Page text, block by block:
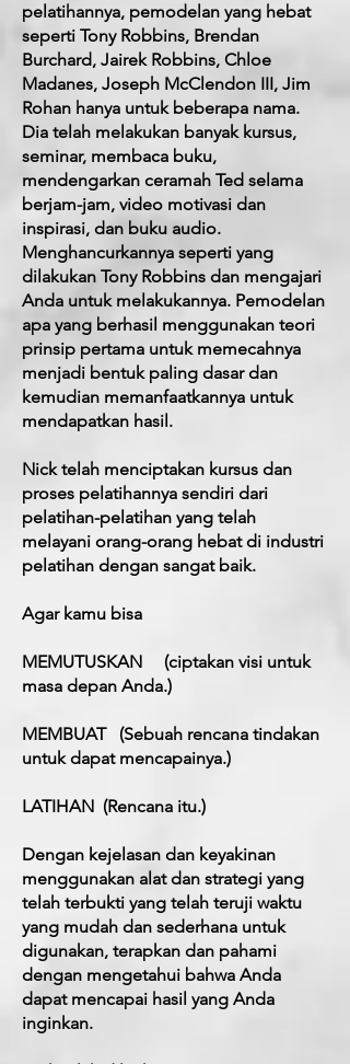
pelatihannya, pemodelan yang hebat
seperti Tony Robbins, Brendan
Burchard, Jairek Robbins, Chloe
Madanes, Joseph McClendon III, Jim
Rohan hanya untuk beberapa nama.
Dia telah melakukan banyak kursus,
seminar, membaca buku,
mendengarkan ceramah Ted selama
berjam-jam, video motivasi dan
inspirasi, dan buku audio.
Menghancurkannya seperti yang
dilakukan Tony Robbins dan mengajari
Anda untuk melakukannya. Pemodelan
apa yang berhasil menggunakan teori
prinsip pertama untuk memecahnya
menjadi bentuk paling dasar dan
kemudian memanfaatkannya untuk
mendapatkan hasil.
Nick telah menciptakan kursus dan
proses pelatihannya sendiri dari
pelatihan-pelatihan yang telah
melayani orang-orang hebat di industri
pelatihan dengan sangat baik.
Agar kamu bisa
MEMUTUSKAN
(ciptakan visi untuk
masa depan Anda.)
MEMBUAT
(Sebuah rencana tindakan
untuk dapat mencapainya.)
LATIHAN (Rencana itu.)
Dengan kejelasan dan keyakinan
menggunakan alat dan strategi yang
telah terbukti yang telah teruji waktu
yang mudah dan sederhana untuk
digunakan, terapkan dan pahami
dengan mengetahui bahwa Anda
dapat mencapai hasil yang Anda
inginkan.